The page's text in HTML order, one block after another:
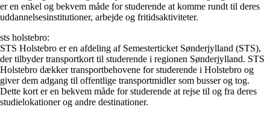
er en enkel og bekvem måde for studerende at komme rundt til deres
uddannelsesinstitutioner, arbejde og fritidsaktiviteter.
sts holstebro:
STS Holstebro er en afdeling af Semesterticket Sønderjylland (STS),
der tilbyder transportkort til studerende i regionen Sønderjylland. STS
Holstebro dækker transportbehovene for studerende i Holstebro og
giver dem adgang til offentlige transportmidler som busser og tog.
Dette kort er en bekvem måde for studerende at rejse til og fra deres
studielokationer og andre destinationer.